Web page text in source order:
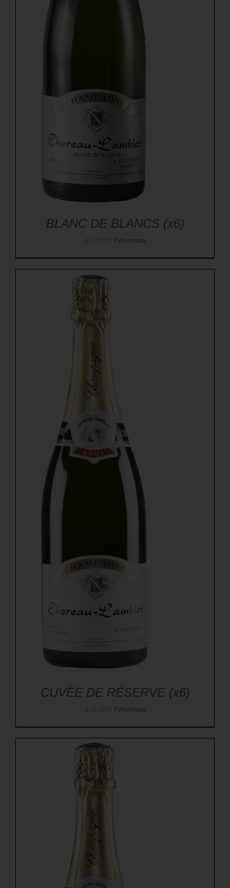
BLANC DE BLANCS (x6)
120,00€ TVA incluse
CUVÉE DE RÉSERVE (x6)
126,00€ TVA incluse